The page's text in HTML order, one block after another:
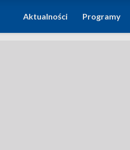
Aktualności Programy